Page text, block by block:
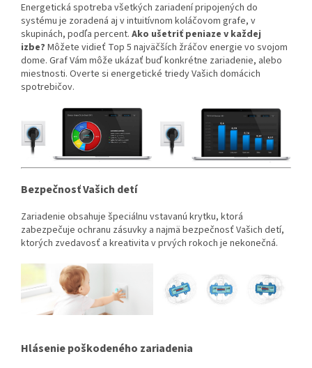
Energetická spotreba všetkých zariadení pripojených do
systému je zoradená aj v intuitívnom koláčovom grafe, v
skupinách, podľa percent. Ako ušetriť peniaze v každej
izbe? Môžete vidieť Top 5 najväčších žráčov energie vo svojom
dome. Graf Vám môže ukázať buď konkrétne zariadenie, alebo
miestnosti. Overte si energetické triedy Vašich domácich
spotrebičov.
Bezpečnosť Vašich detí
Zariadenie obsahuje špeciálnu vstavanú krytku, ktorá
zabezpečuje ochranu zásuvky a najmä bezpečnosť Vašich detí,
ktorých zvedavosť a kreativita v prvých rokoch je nekonečná.
Hlásenie poškodeného zariadenia